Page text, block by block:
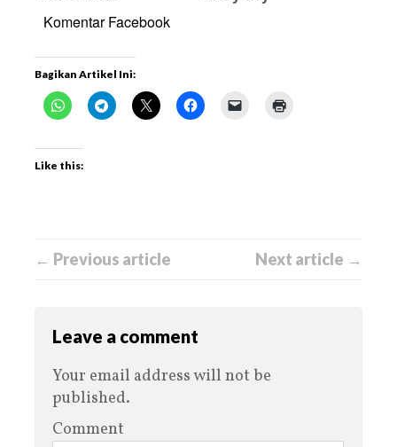
Komentar Facebook
Bagikan Artikel Ini:
Like this:
← Previous article Next article →
Leave a comment
Your email address will not be
published.
Comment